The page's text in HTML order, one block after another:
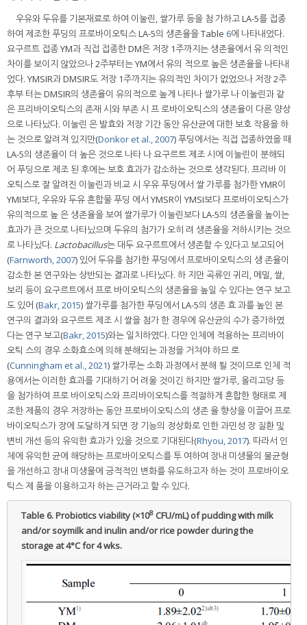
우유와 두유를 기본재료로 하여 이눌린, 쌀가루 등을 첨 가하고 LA-5를 접종
하여 제조한 푸딩의 프로바이오틱스 LA-5의 생존율을 Table 6에 나타내었다.
요구르트 접종 YM과 직접 접종한 DM은 저장 1주까지는 생존율에서 유 의적인
차이를 보이지 않았으나 2주부터는 YM에서 유의 적으로 높은 생존율을 나타내
었다. YMSIR과 DMSIR도 저장 1주까지는 유의적인 차이가 없었으나 저장 2주
후부 터는 DMSIR의 생존율이 유의적으로 높게 나타나 쌀가루 나 이눌린과 같
은 프리바이오틱스의 존재 시와 부존 시 프 로바이오틱스의 생존율이 다른 양상
으로 나타났다. 이눌린 은 발효와 저장 기간 동안 유산균에 대한 보호 작용을 하
는 것으로 알려져 있지만(Donkor et al., 2007) 푸딩에서는 직접 접종하였을 때
LA-5의 생존율이 더 높은 것으로 나타 나 요구르트 제조 시에 이눌린이 분해되
어 푸딩으로 제조 된 후에는 보호 효과가 감소하는 것으로 생각된다. 프리바 이
오틱스로 잘 알려진 이눌린과 비교 시 우유 푸딩에서 쌀 가루를 첨가한 YMR이
YMI보다, 우유와 두유 혼합물 푸딩 에서 YMSR이 YMSI보다 프로바이오틱스가
유의적으로 높 은 생존율을 보여 쌀가루가 이눌린보다 LA-5의 생존율을 높이는
효과가 큰 것으로 나타났으며 두유의 첨가가 오히 려 생존율을 저하시키는 것으
로 나타났다. Lactobacillus는 대두 요구르트에서 생존할 수 있다고 보고되어
(Farnworth, 2007) 있어 두유를 첨가한 푸딩에서 프로바이오틱스의 생 존율이
감소한 본 연구와는 상반되는 결과로 나타났다. 하 지만 곡류인 귀리, 메밀, 쌀,
보리 등이 요구르트에서 프로 바이오틱스의 생존율을 높일 수 있다는 연구 보고
도 있어 (Bakr, 2015) 쌀가루를 첨가한 푸딩에서 LA-5의 생존 효 과를 높인 본
연구의 결과와 요구르트 제조 시 쌀을 첨가 한 경우에 유산균의 수가 증가하였
다는 연구 보고(Bakr, 2015)와는 일치하였다. 다만 인체에 적용하는 프리바이
오틱 스의 경우 소화효소에 의해 분해되는 과정을 거쳐야 하므 로
(Cunningham et al., 2021) 쌀가루는 소화 과정에서 분해 될 것이므로 인체 적
용에서는 이러한 효과를 기대하기 어 려울 것이긴 하지만 쌀가루, 올리고당 등
을 첨가하여 프로 바이오틱스와 프리바이오틱스를 적절하게 혼합한 형태로 제
조한 제품의 경우 저장하는 동안 프로바이오틱스의 생존 율 향상을 이끌어 프로
바이오틱스가 장에 도달하게 되면 장 기능의 정상화로 인한 과민성 장 질환 및
변비 개선 등의 유익한 효과가 있을 것으로 기대된다(Rhyou, 2017). 따라서 인
체에 유익한 균에 해당하는 프로바이오틱스를 투 여하여 장내 미생물의 불균형
을 개선하고 장내 미생물에 긍적적인 변화를 유도하고자 하는 것이 프로바이오
틱스 제 품을 이용하고자 하는 근거라고 할 수 있다.
Table 6.Probiotics viability (×108 CFU/mL) of pudding with milk
and/or soymilk and inulin and/or rice powder during the
storage at 4°C for 4 wks.